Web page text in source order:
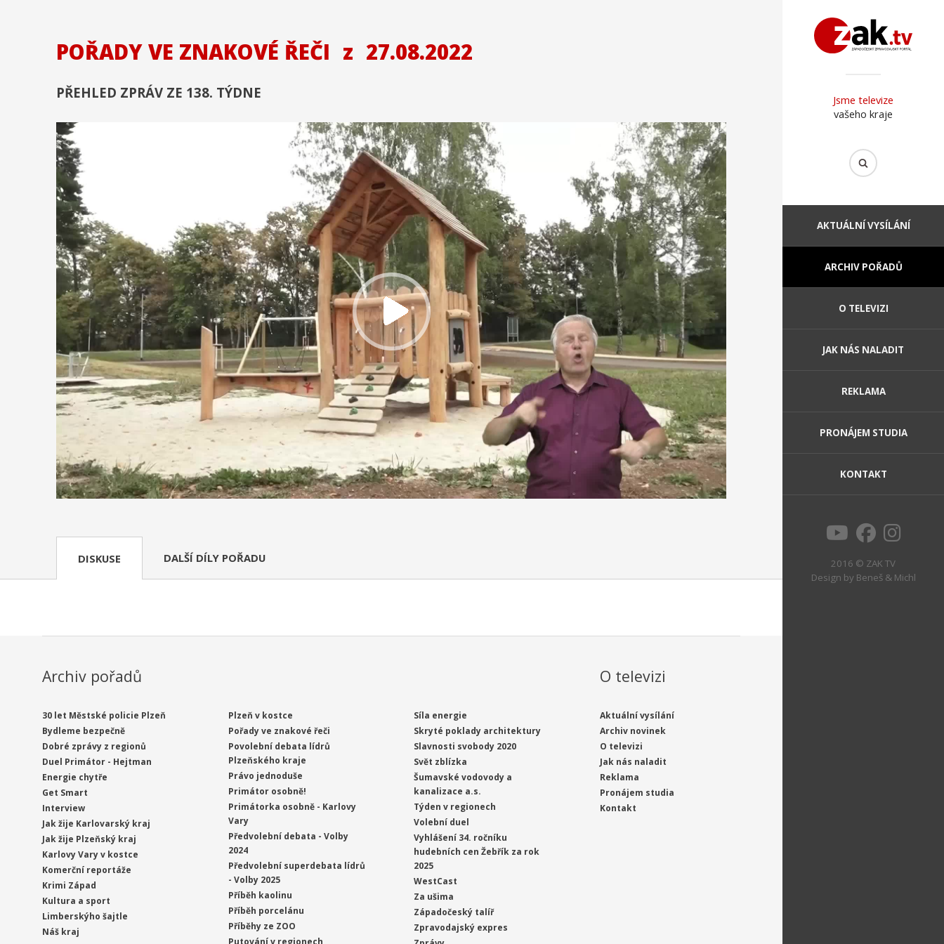
Jsme televize
vašeho kraje
AKTUÁLNÍ VYSÍLÁNÍ
ARCHIV POŘADŮ
O TELEVIZI
JAK NÁS NALADIT
REKLAMA
PRONÁJEM STUDIA
KONTAKT
2016 © ZAK TV
Design by Beneš & Michl
POŘADY VE ZNAKOVÉ ŘEČI z 27.08.2022
PŘEHLED ZPRÁV ZE 138. TÝDNE
DISKUSE DALŠÍ DÍLY POŘADU
Archiv pořadů
30 let Městské policie Plzeň
Bydleme bezpečně
Dobré zprávy z regionů
Duel Primátor - Hejtman
Energie chytře
Get Smart
Interview
Jak žije Karlovarský kraj
Jak žije Plzeňský kraj
Karlovy Vary v kostce
Komerční reportáže
Krimi Západ
Kultura a sport
Limberskýho šajtle
Náš kraj
Plzeň v kostce
Pořady ve znakové řeči
Povolební debata lídrů
Plzeňského kraje
Právo jednoduše
Primátor osobně!
Primátorka osobně - Karlovy
Vary
Předvolební debata - Volby
2024
Předvolební superdebata lídrů
- Volby 2025
Příběh kaolinu
Příběh porcelánu
Příběhy ze ZOO
Síla energie
Skryté poklady architektury
Slavnosti svobody 2020
Svět zblízka
Šumavské vodovody a
kanalizace a.s.
Týden v regionech
Volební duel
Vyhlášení 34. ročníku
hudebních cen Žebřík za rok
2025
WestCast
Za ušima
Západočeský talíř
Zpravodajský expres
O televizi
Aktuální vysílání
Archiv novinek
O televizi
Jak nás naladit
Reklama
Pronájem studia
Kontakt